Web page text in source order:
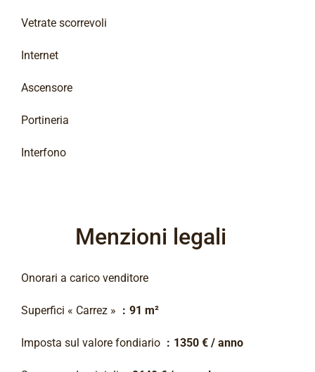
Vetrate scorrevoli
Internet
Ascensore
Portineria
Interfono
Menzioni legali
Onorari a carico venditore
Superfici « Carrez » 91 m²
Imposta sul valore fondiario 1350 € / anno